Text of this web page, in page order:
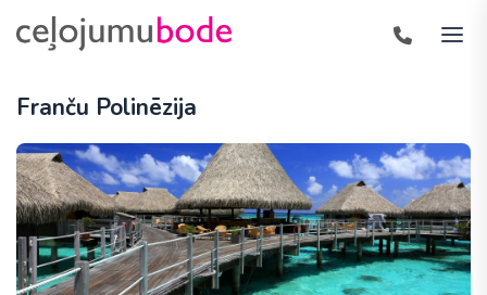
Franču Polinēzija